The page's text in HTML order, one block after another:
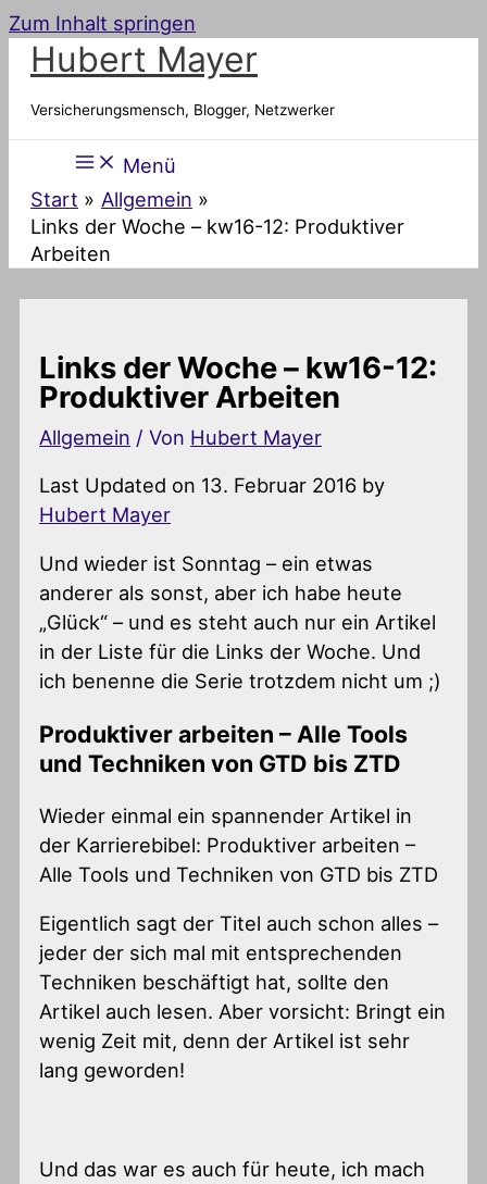
Zum Inhalt springen
Hubert Mayer
Versicherungsmensch, Blogger, Netzwerker
Menü
Start
Allgemein
Links der Woche – kw16-12: Produktiver
Arbeiten
Links der Woche – kw16-12:
Produktiver Arbeiten
Allgemein / Von Hubert Mayer
Last Updated on 13. Februar 2016 by
Hubert Mayer
Und wieder ist Sonntag – ein etwas
anderer als sonst, aber ich habe heute
„Glück“ – und es steht auch nur ein Artikel
in der Liste für die Links der Woche. Und
ich benenne die Serie trotzdem nicht um ;)
Produktiver arbeiten – Alle Tools
und Techniken von GTD bis ZTD
Wieder einmal ein spannender Artikel in
der Karrierebibel: Produktiver arbeiten –
Alle Tools und Techniken von GTD bis ZTD
Eigentlich sagt der Titel auch schon alles –
jeder der sich mal mit entsprechenden
Techniken beschäftigt hat, sollte den
Artikel auch lesen. Aber vorsicht: Bringt ein
wenig Zeit mit, denn der Artikel ist sehr
lang geworden!
Und das war es auch für heute, ich mach